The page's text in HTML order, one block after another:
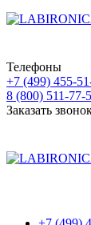
Телефоны
+7 (499) 455-
8 (800) 511-77-
Заказать